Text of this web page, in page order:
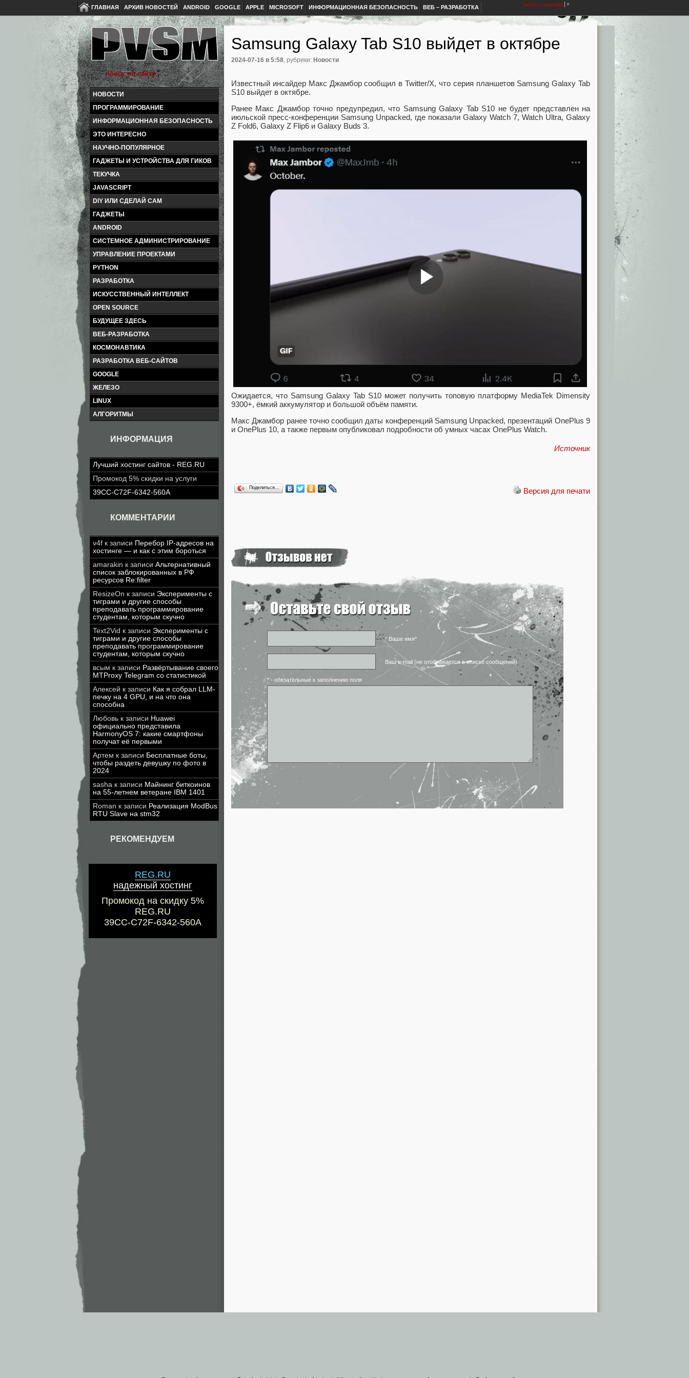
ГЛАВНАЯ АРХИВ НОВОСТЕЙ ANDROID GOOGLE APPLE MICROSOFT ИНФОРМАЦИОННАЯ БЕЗОПАСНОСТЬ ВЕБ – РАЗРАБОТКА Select Language ▼
НОВОСТИ
ПРОГРАММИРОВАНИЕ
ИНФОРМАЦИОННАЯ БЕЗОПАСНОСТЬ
ЭТО ИНТЕРЕСНО
НАУЧНО-ПОПУЛЯРНОЕ
ГАДЖЕТЫ И УСТРОЙСТВА ДЛЯ ГИКОВ
ТЕКУЧКА
JAVASCRIPT
DIY ИЛИ СДЕЛАЙ САМ
ГАДЖЕТЫ
ANDROID
СИСТЕМНОЕ АДМИНИСТРИРОВАНИЕ
УПРАВЛЕНИЕ ПРОЕКТАМИ
PYTHON
РАЗРАБОТКА
ИСКУССТВЕННЫЙ ИНТЕЛЛЕКТ
OPEN SOURCE
БУДУЩЕЕ ЗДЕСЬ
ВЕБ-РАЗРАБОТКА
КОСМОНАВТИКА
РАЗРАБОТКА ВЕБ-САЙТОВ
GOOGLE
ЖЕЛЕЗО
LINUX
АЛГОРИТМЫ
ИНФОРМАЦИЯ
Лучший хостинг сайтов - REG.RU
Промокод 5% скидки на услуги
39CC-C72F-6342-560A
КОММЕНТАРИИ
v4f к записи Перебор IP-адресов на
хостинге — и как с этим бороться
amarakin к записи Альтернативный
список заблокированных в РФ
ресурсов Re:filter
ResizeOn к записи Эксперименты с
тиграми и другие способы
преподавать программирование
студентам, которым скучно
Text2Vid к записи Эксперименты с
тиграми и другие способы
преподавать программирование
студентам, которым скучно
всым к записи Развёртывание своего
MTProxy Telegram со статистикой
Алексей к записи Как я собрал LLM-
печку на 4 GPU, и на что она
способна
Любовь к записи Huawei
официально представила
HarmonyOS 7: какие смартфоны
получат её первыми
Артем к записи Бесплатные боты,
чтобы раздеть девушку по фото в
2024
sasha к записи Майнинг биткоинов
на 55-летнем ветеране IBM 1401
Roman к записи Реализация ModBus
RTU Slave на stm32
РЕКОМЕНДУЕМ
REG.RU
надежный хостинг
Промокод на скидку 5%
REG.RU
39CC-C72F-6342-560A
Samsung Galaxy Tab S10 выйдет в октябре
2024-07-16 в 5:58, рубрики: Новости
Известный инсайдер Макс Джамбор сообщил в Twitter/X, что серия планшетов Samsung Galaxy Tab
S10 выйдет в октябре.
Ранее Макс Джамбор точно предупредил, что Samsung Galaxy Tab S10 не будет представлен на
июльской пресс-конференции Samsung Unpacked, где показали Galaxy Watch 7, Watch Ultra, Galaxy
Z Fold6, Galaxy Z Flip6 и Galaxy Buds 3.
Ожидается, что Samsung Galaxy Tab S10 может получить топовую платформу MediaTek Dimensity
9300+, ёмкий аккумулятор и большой объём памяти.
Макс Джамбор ранее точно сообщил даты конференций Samsung Unpacked, презентаций OnePlus 9
и OnePlus 10, а также первым опубликовал подробности об умных часах OnePlus Watch.
Источник
Версия для печати
Поделиться…
* Ваше имя*
Ваш e-mail (не отображается в списке сообщений)
* - обязательные к заполнению поля